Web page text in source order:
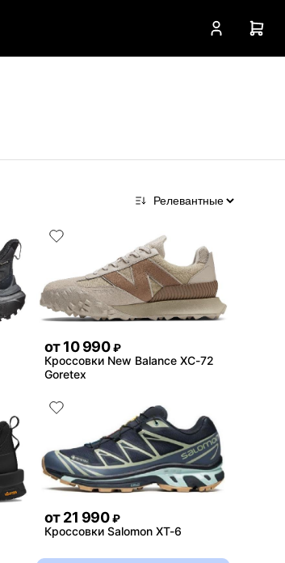
от10 990 ₽
Кроссовки New Balance XC-72
Goretex
от21 990 ₽
Кроссовки Salomon XT-6